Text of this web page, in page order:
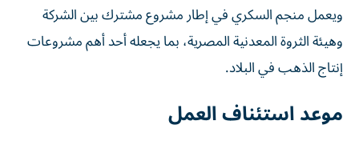
ويعمل منجم السكري في إطار مشروع مشترك بين الشركة
وهيئة الثروة المعدنية المصرية، بما يجعله أحد أهم مشروعات
إنتاج الذهب في البلاد.
موعد استئناف العمل